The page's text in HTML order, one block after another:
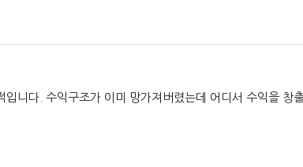
입니다. 수익구조가 이미 망가져버렸는데 어디서 수익을 창